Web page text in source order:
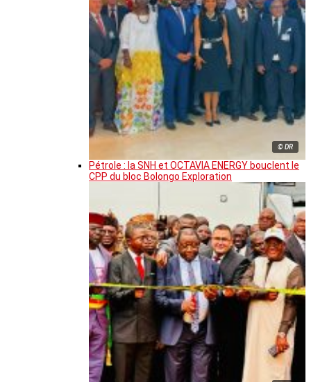
© DR
Pétrole : la SNH et OCTAVIA ENERGY bouclent le
CPP du bloc Bolongo Exploration